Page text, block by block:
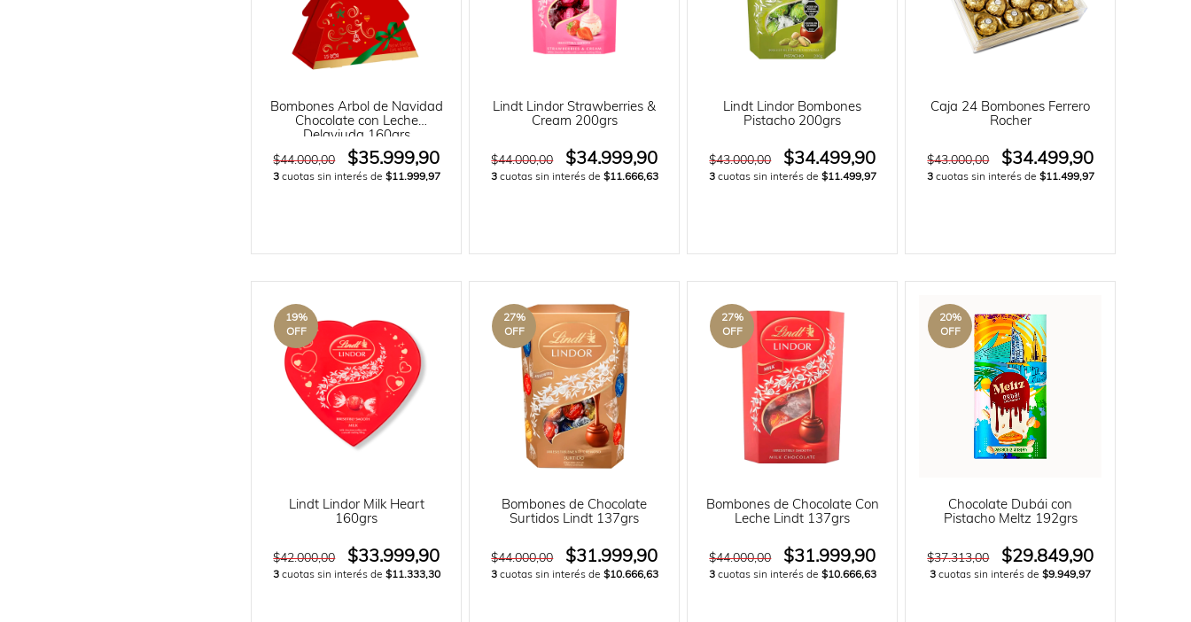
Bombones Árbol de Navidad
Chocolate con Leche
Delaviuda 160grs
$44.000,00
$35.999,90
3 cuotas sin interés de $11.999,97
Lindt Lindor Strawberries &
Cream 200grs
$44.000,00 $34.999,90
3 cuotas sin interés de $11.666,63
Lindt Lindor Bombones
Pistacho 200grs
$43.000,00 $34.499,90
3 cuotas sin interés de $11.499,97
Caja 24 Bombones Ferrero
Rocher
$43.000,00 $34.499,90
3 cuotas sin interés de $11.499,97
19%
OFF
Lindt Lindor Milk Heart
160grs
$42.000,00 $33.999,90
3 cuotas sin interés de $11.333,30
27%
OFF
Bombones de Chocolate
Surtidos Lindt 137grs
$44.000,00 $31.999,90
3 cuotas sin interés de $10.666,63
27%
OFF
Bombones de Chocolate Con
Leche Lindt 137grs
$44.000,00 $31.999,90
3 cuotas sin interés de $10.666,63
20%
OFF
Chocolate Dubái con
Pistacho Meltz 192grs
$37.313,00 $29.849,90
3 cuotas sin interés de$9.949,97